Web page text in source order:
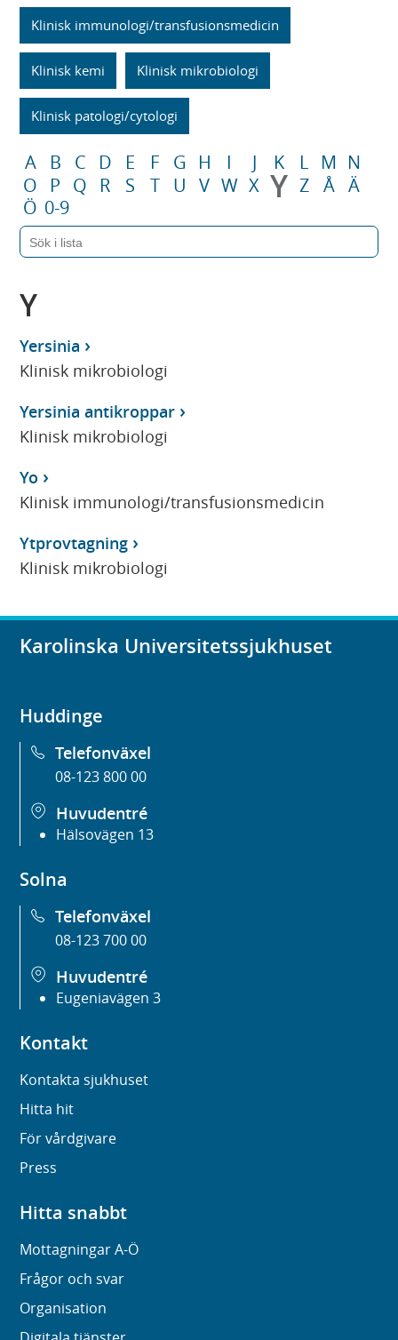
Klinisk immunologi/transfusionsmedicin
Klinisk kemi Klinisk mikrobiologi
Klinisk patologi/cytologi
A B C D E F G H I J K L M N
O
P Q R S T U V W X Y Z Å Ä
Ö 0-9
Y
Yersinia
Klinisk mikrobiologi
Yersinia antikroppar
Klinisk mikrobiologi
Yo
Klinisk immunologi/transfusionsmedicin
Ytprovtagning
Klinisk mikrobiologi
Karolinska Universitetssjukhuset
Huddinge
Telefonväxel
08-123 800 00
Huvudentré
Hälsovägen 13
Solna
Telefonväxel
08-123 700 00
Huvudentré
Eugeniavägen 3
Kontakt
Kontakta sjukhuset
Hitta hit
För vårdgivare
Press
Hitta snabbt
Mottagningar A-Ö
Frågor och svar
Organisation